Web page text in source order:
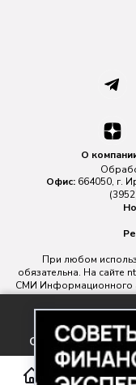
обработки
О
Офис: 664050, г.
При любом
обязательна. На сайте
СМИ Информационного
№ ФС 77 - 88763
надзору в сфере
Главный редактор ИА